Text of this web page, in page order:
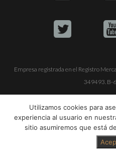
Empresa registrada en el Registro
349493. B-
Utilizamos cookies para
experiencia al usuario en
sitio asumiremos que está